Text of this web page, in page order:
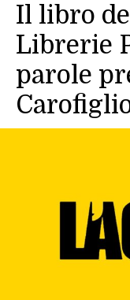
Il libro
Librerie
parole